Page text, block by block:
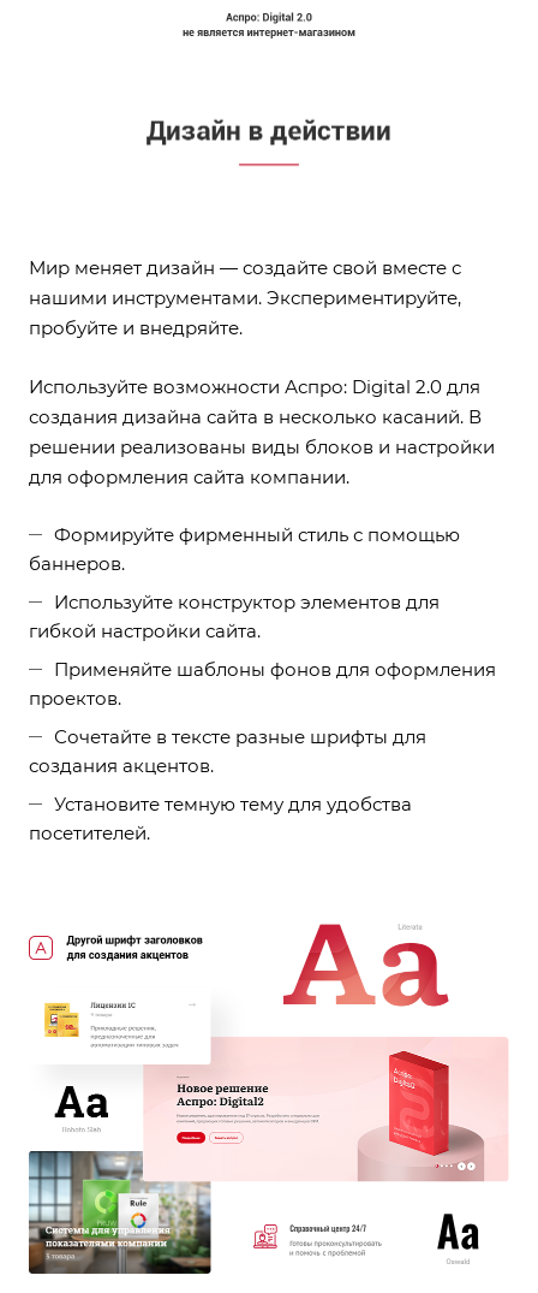
Мир меняет дизайн — создайте свой вместе с
нашими инструментами. Экспериментируйте,
пробуйте и внедряйте.
Используйте возможности Аспро: Digital 2.0 для
создания дизайна сайта в несколько касаний. В
решении реализованы виды блоков и настройки
для оформления сайта компании.
Формируйте фирменный стиль с помощью
баннеров.
Используйте конструктор элементов для
гибкой настройки сайта.
Применяйте шаблоны фонов для оформления
проектов.
Сочетайте в тексте разные шрифты для
создания акцентов.
Установите темную тему для удобства
посетителей.